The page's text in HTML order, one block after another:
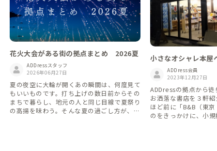
花火大会がある街の拠点まとめ 2026夏
ADDressスタッフ
2026年06月27日
夏の夜空に大輪が開くあの瞬間は、何度見て
もいいものです。打ち上げの数日前からその
まちで暮らし、地元の人と同じ目線で夏祭り
の高揚を味わう。そんな夏の過ごし方が、A
小さなオシャレ本屋
ADDress会員
2023年12月27日
ADDressの拠点から
お洒落な書店を３軒
ほど前に「B&B（東
のをきっかけに、小